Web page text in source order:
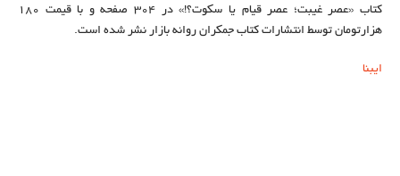
کتاب «عصر غیبت؛ عصر قیام یا سکوت؟!» در ۳۰۴ صفحه و با قیمت ۱۸۰
هزارتومان توسط انتشارات کتاب جمکران روانه بازار نشر شده است.
ایبنا